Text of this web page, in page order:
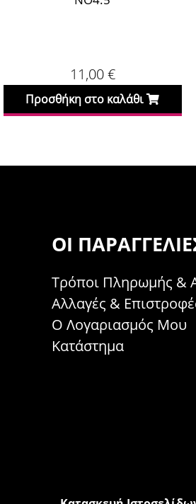
11,00€
Προσθήκη στο καλάθι
ΟΙ
Τρόποι Πληρωμής &
Αλλαγές &
Ο Λογαριασμός Μου
Κατάστημα